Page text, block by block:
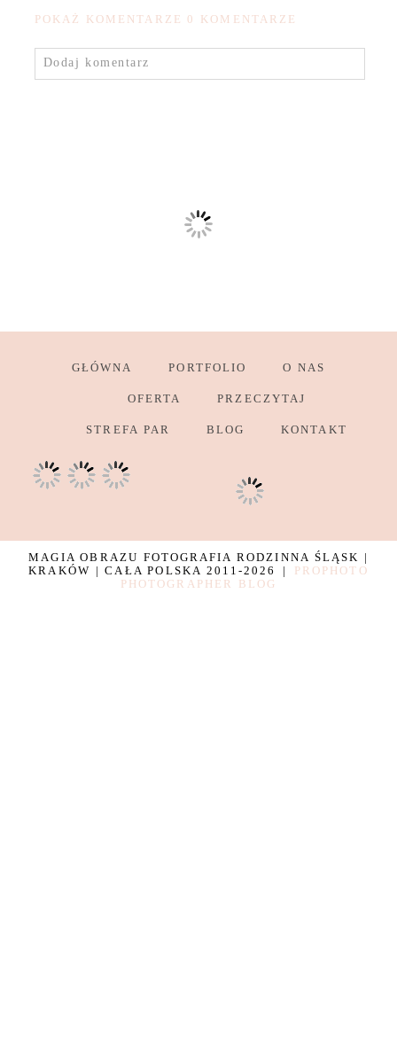
POKAŻ KOMENTARZE 0 KOMENTARZE
Dodaj komentarz
GŁÓWNA PORTFOLIO O NAS
OFERTA PRZECZYTAJ
STREFA PAR BLOG KONTAKT
MAGIA OBRAZU FOTOGRAFIA RODZINNA ŚLĄSK |
KRAKÓW | CAŁA POLSKA 2011-2026
|
PROPHOTO
PHOTOGRAPHER BLOG